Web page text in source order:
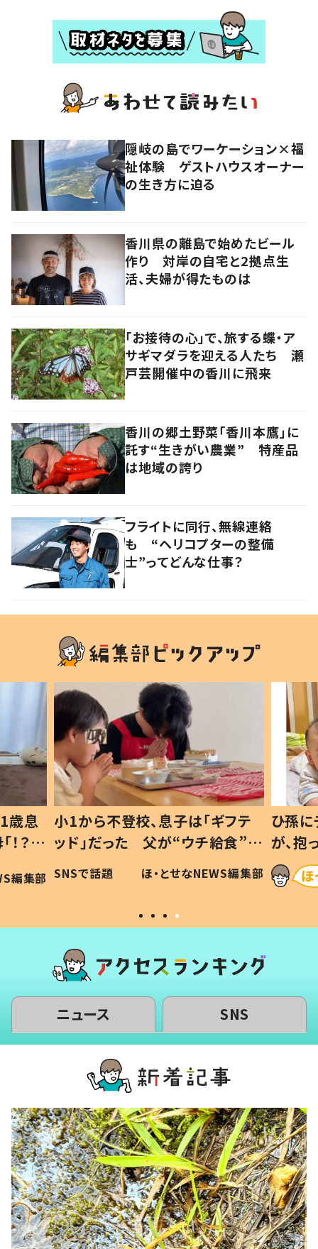
隠岐の島でワーケーション×福
祉体験 ゲストハウスオーナー
の生き方に迫る
香川県の離島で始めたビール
作り 対岸の自宅と2拠点生
活、夫婦が得たものは
「お接待の心」で、旅する蝶・ア
サギマダラを迎える人たち 瀬
戸芸開催中の香川に飛来
香川の郷土野菜「香川本鷹」に
託す“生きがい農業” 特産品
は地域の誇り
フライトに同行、無線連絡
も “ヘリコプターの整備
士”ってどんな仕事？
歳息
？」
編集部
小1から不登校、息子は「ギフテ
ッド」だった 父が“ウチ給食”を
作り続ける理由とは #令和の親
#令和の子
SNSで話題 ほ・とせなNEWS編集部
ひ孫
が、
「涙が
い」
ニュース SNS